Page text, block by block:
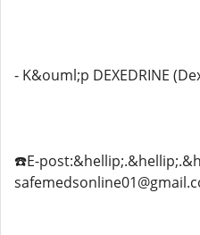
- K&ouml;p DEXEDRINE
☎️E-